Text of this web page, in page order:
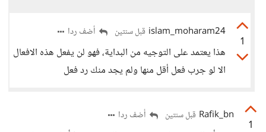
1
islam_moharam24 قبل سنتين أضف ردا
هذا يعتمد على التوجيه من البداية، فهو لن يفعل هذه الافعال
الا لو جرب فعل أقل منها ولم يجد منك رد فعل
1
Rafik_bn قبل سنتين أضف ردا